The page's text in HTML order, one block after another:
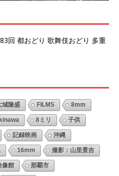
83回 都おどり 歌舞伎おどり 多重
城隆盛 FILMS 8mm
8ミリ 子供
記録映画 沖縄
16mm 撮影：山里景吉
像館 那覇市